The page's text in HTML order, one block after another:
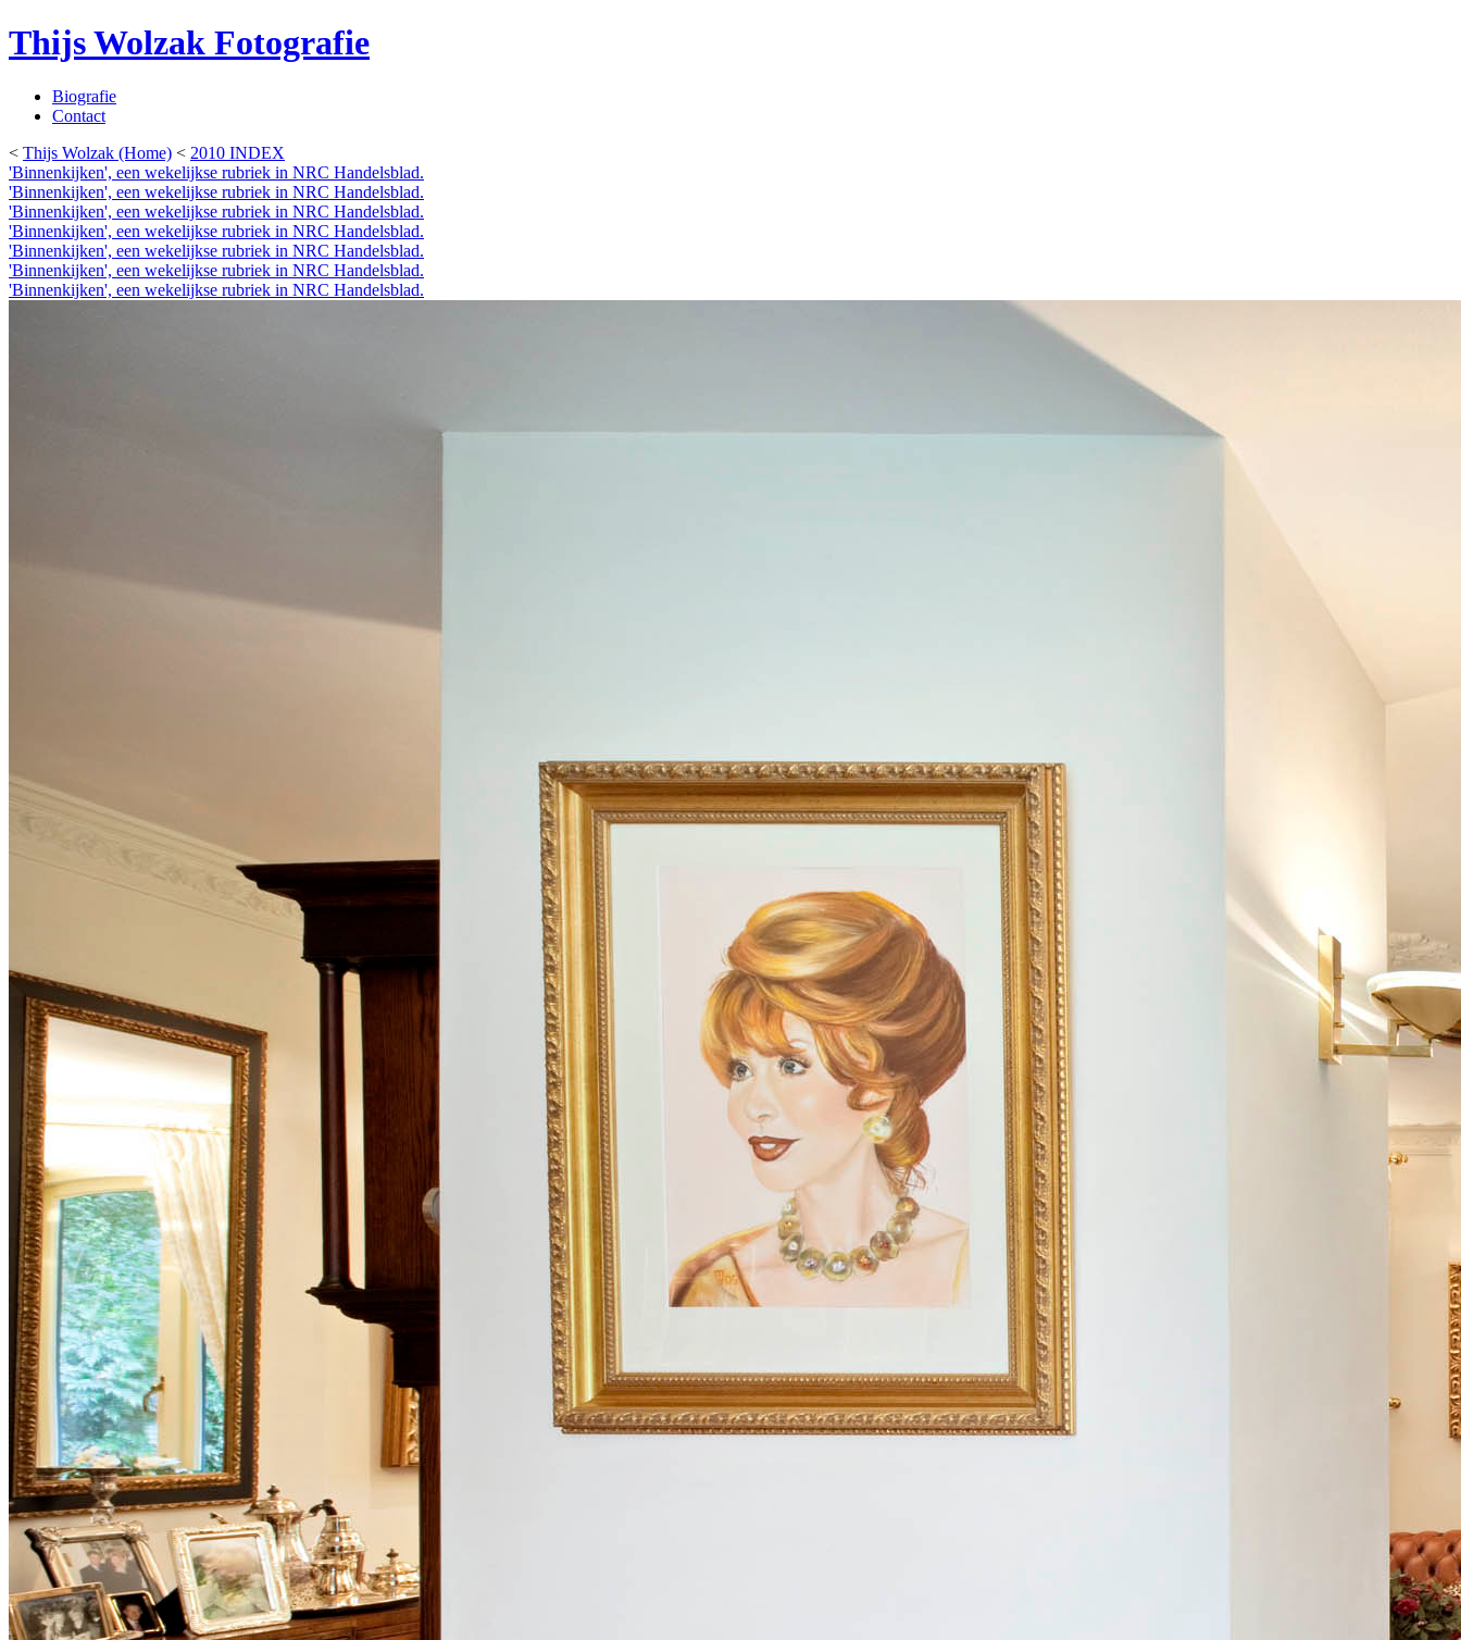
Thijs Wolzak Fotografie
Biografie
Contact
< Thijs Wolzak (Home) < 2010 INDEX
'Binnenkijken', een wekelijkse rubriek in NRC Handelsblad.
'Binnenkijken', een wekelijkse rubriek in NRC Handelsblad.
'Binnenkijken', een wekelijkse rubriek in NRC Handelsblad.
'Binnenkijken', een wekelijkse rubriek in NRC Handelsblad.
'Binnenkijken', een wekelijkse rubriek in NRC Handelsblad.
'Binnenkijken', een wekelijkse rubriek in NRC Handelsblad.
'Binnenkijken', een wekelijkse rubriek in NRC Handelsblad.